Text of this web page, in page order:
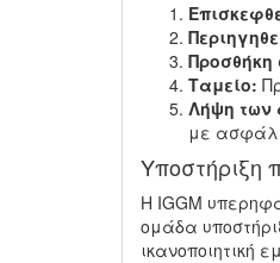
Προσθήκη
Ταμείο:
Λήψη των
με
Υποστήριξη
Η IGGM
ομάδα
ικανοποιητική